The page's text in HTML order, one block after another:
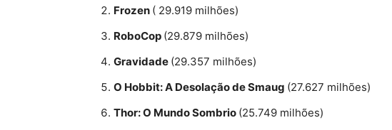
Frozen ( 29.919 milhões)
RoboCop (29.879 milhões)
Gravidade (29.357 milhões)
O Hobbit: A Desolação de Smaug (27.627 milhões)
Thor: O Mundo Sombrio (25.749 milhões)